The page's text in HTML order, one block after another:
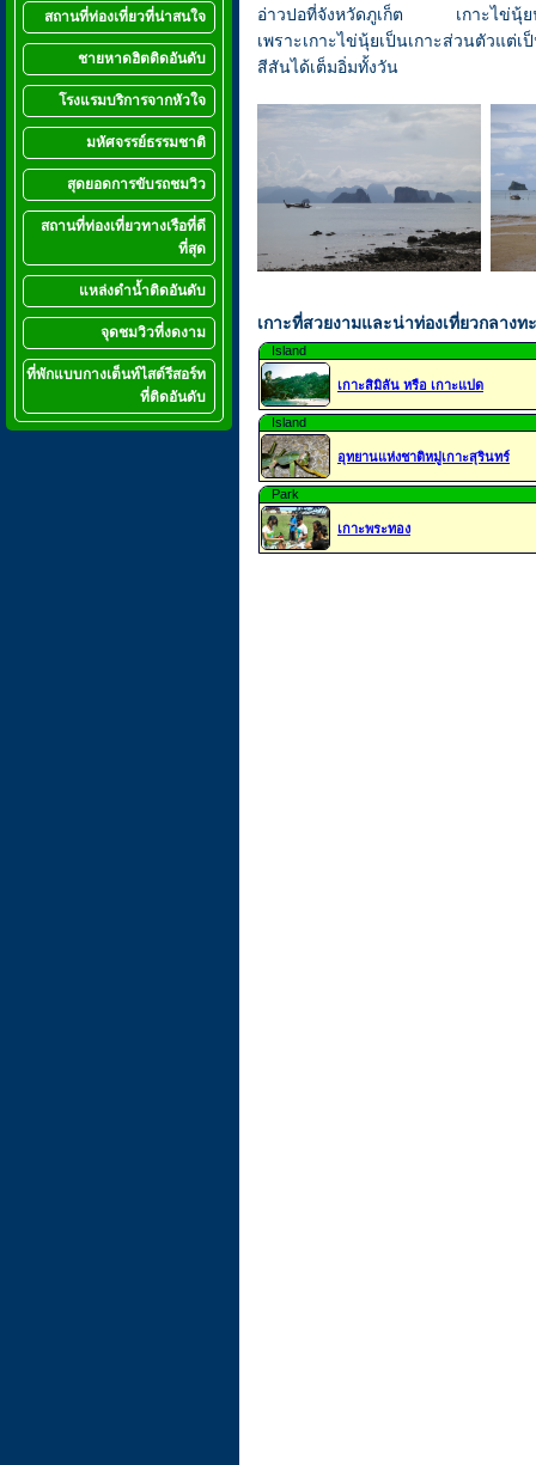
สถานที่ท่องเที่ยวที่น่าสนใจ
ชายหาดฮิตติดอันดับ
โรงแรมบริการจากหัวใจ
มหัศจรรย์ธรรมชาติ
สุดยอดการขับรถชมวิว
สถานที่ท่องเที่ยวทางเรือที่ดี
ที่สุด
แหล่งดำน้ำติดอันดับ
จุดชมวิวที่งดงาม
ที่พักแบบกางเต็นท์ไสต์รีสอร์ท
ที่ติดอันดับ
อ่าวปอที่จังหวัดภูเก็ต เกาะไข่นุ้ยนั้
เพราะเกาะไข่นุ้ยเป็นเกาะส่วนตัวแต่
สีสันได้เต็มอิ่มทั้งวัน
เกาะที่สวยงามและน่าท่องเที่ยวกลางท
Island
เกาะสิมิลัน หรือ เกาะแปด
Island
อุทยานแห่งชาติหมู่เกาะสุรินทร์
Park
เกาะพระทอง